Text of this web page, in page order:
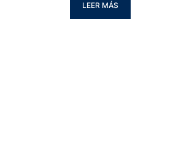
LEER MÁS